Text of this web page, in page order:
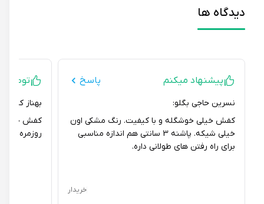
دیدگاه ها
پیشنهاد میکنم پاسخ
نسرین حاجی بگلو:
کفش خیلی خوشگله و با کیفیت. رنگ مشکی اون
خیلی شیکه. پاشنه 3 سانتی هم اندازه مناسبی
برای راه رفتن های طولانی داره.
خریدار
توصیه ای
بهناز كرداني:
کفش خوبیه،
روزمره مناسبه.